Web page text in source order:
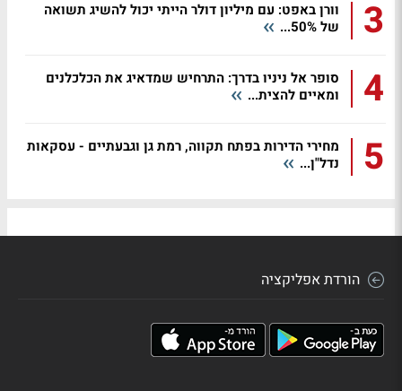
3
וורן באפט: עם מיליון דולר הייתי יכול להשיג תשואה
של 50%...
4
סופר אל ניניו בדרך: התרחיש שמדאיג את הכלכלנים
ומאיים להצית...
5
מחירי הדירות בפתח תקווה, רמת גן וגבעתיים - עסקאות
נדל"ן...
הורדת אפליקציה